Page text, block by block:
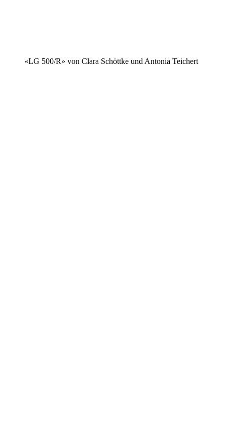
«LG 500/R» von Clara Schöttke und Antonia Teichert